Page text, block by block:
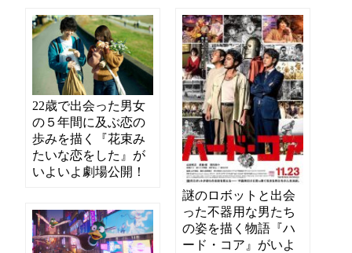
22歳で出会った男女
の５年間に及ぶ恋の
歩みを描く『花束み
たいな恋をした』が
いよいよ劇場公開！
謎のロボットと出会
った不器用な男たち
の姿を描く物語『ハ
ード・コア』がいよ